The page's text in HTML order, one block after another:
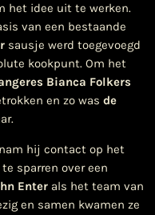
het idee uit te werken.
van een bestaande
sausje werd toegevoegd
kookpunt. Om het
Bianca Folkers
en zo was de
hij contact op het
sparren over een
Enter als het team van
en samen kwamen ze